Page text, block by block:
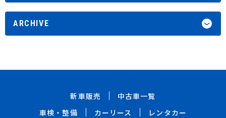
ARCHIVE
新車販売
中古車一覧
車検・整備
カーリース
レンタカー